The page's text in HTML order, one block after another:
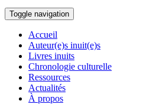
Toggle navigation
Accueil
Auteur(e)s inuit(e)s
Livres inuits
Chronologie culturelle
Ressources
Actualités
À propos